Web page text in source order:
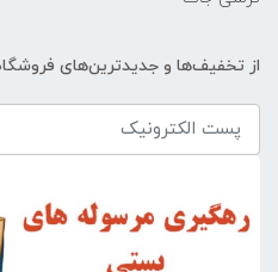
از تخفیف‌ها و جدیدترین‌های